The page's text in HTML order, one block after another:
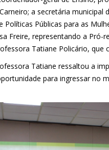
a secretária
Políticas Públicas para as
Freire, representando a
Tatiane Policário, que
Tatiane ressaltou a
para ingressar no